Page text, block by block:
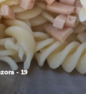
- 19